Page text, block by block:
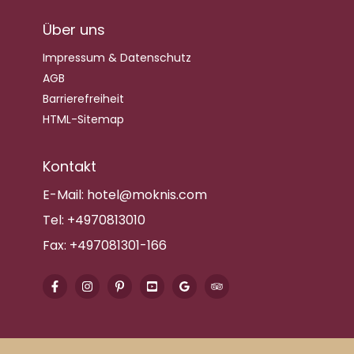
Über uns
Impressum & Datenschutz
AGB
Barrierefreiheit
HTML-Sitemap
Kontakt
E-Mail: hotel@moknis.com
Tel: +4970813010
Fax: +497081301-166